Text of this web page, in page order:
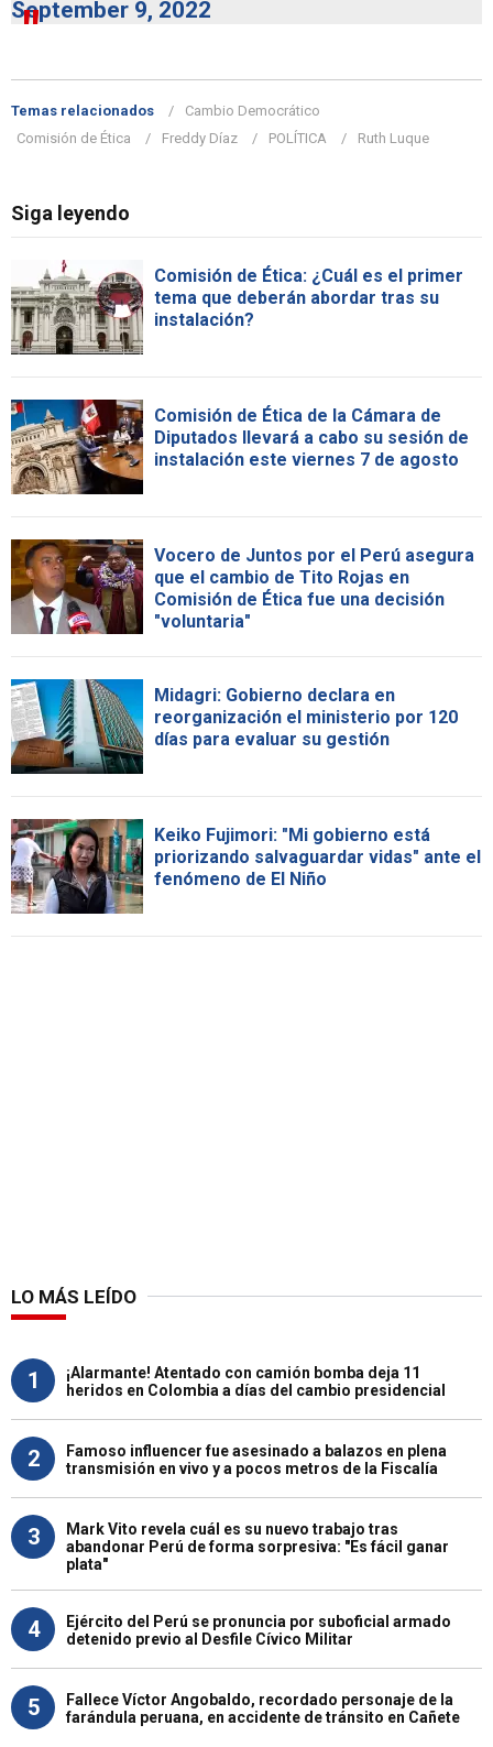
September 9, 2022
Temas relacionados
Cambio Democrático
Comisión de Ética
Freddy Díaz POLÍTICA Ruth Luque
Siga leyendo
Comisión de Ética: ¿Cuál es el primer
tema que deberán abordar tras su
instalación?
Comisión de Ética de la Cámara de
Diputados llevará a cabo su sesión de
instalación este viernes 7 de agosto
Vocero de Juntos por el Perú asegura
que el cambio de Tito Rojas en
Comisión de Ética fue una decisión
"voluntaria"
Midagri: Gobierno declara en
reorganización el ministerio por 120
días para evaluar su gestión
Keiko Fujimori: "Mi gobierno está
priorizando salvaguardar vidas" ante el
fenómeno de El Niño
LO MÁS LEÍDO
1
¡Alarmante! Atentado con camión bomba deja 11
heridos en Colombia a días del cambio presidencial
2
Famoso influencer fue asesinado a balazos en plena
transmisión en vivo y a pocos metros de la Fiscalía
3
Mark Vito revela cuál es su nuevo trabajo tras
abandonar Perú de forma sorpresiva: "Es fácil ganar
plata"
4
Ejército del Perú se pronuncia por suboficial armado
detenido previo al Desfile Cívico Militar
5
Fallece Víctor Angobaldo, recordado personaje de la
farándula peruana, en accidente de tránsito en Cañete